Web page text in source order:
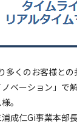
多くのお客様との
ノベーション」
。
成仁Gi事業本部